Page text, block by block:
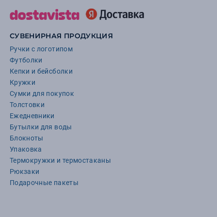
СУВЕНИРНАЯ ПРОДУКЦИЯ
Ручки с логотипом
Футболки
Кепки и бейсболки
Кружки
Сумки для покупок
Толстовки
Ежедневники
Бутылки для воды
Блокноты
Упаковка
Термокружки и термостаканы
Рюкзаки
Подарочные пакеты